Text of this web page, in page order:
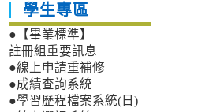
學生專區
●【畢業標準】
註冊組重要訊息
●線上申請重補修
●成績查詢系統
●學習歷程檔案系統(日)